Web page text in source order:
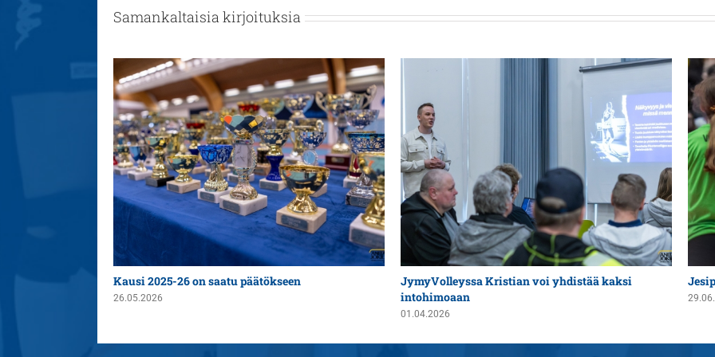
Samankaltaisia kirjoituksia
Kausi 2025-26 on saatu päätökseen
26.05.2026
JymyVolleyssa Kristian voi yhdistää kaksi
intohimoaan
01.04.2026